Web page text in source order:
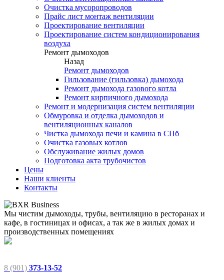
Очистка мусоропроводов
Прайс лист монтаж вентиляции
Проектирование вентиляции
Проектирование систем кондиционирования
воздуха
Ремонт дымоходов
Назад
Ремонт дымоходов
Гильзование (гильзовка) дымохода
Ремонт дымохода газового котла
Ремонт кирпичного дымохода
Ремонт и модернизация систем вентиляции
Обмуровка и отделка дымоходов и
вентиляционных каналов
Чистка дымохода печи и камина в СПб
Очистка газовых котлов
Обслуживание жилых домов
Подготовка акта трубочистов
Цены
Наши клиенты
Контакты
Мы чистим дымоходы, трубы, вентиляцию в ресторанах и
кафе, в гостиницах и офисах, а так же в жилых домах и
производственных помещениях
8 (901) 373-13-52